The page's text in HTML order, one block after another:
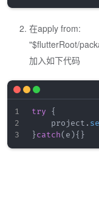
在apply from:
"$flutterRoot/
加入如下代码
try
{
    project
.
}catch(e){ }